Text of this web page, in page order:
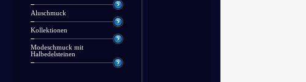
Aluschmuck
Kollektionen
Modeschmuck mit
Halbedelsteinen